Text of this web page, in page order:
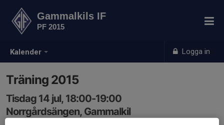
Kalender Logga in
Gammalkils IF
PF 2015
Träning 2015
Tisdag 14 jul, 18:00-19:00
Norrgårdsängen, Gammalkil